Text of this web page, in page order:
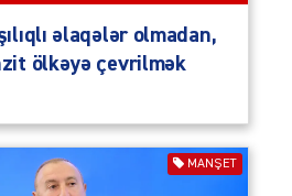
əlaqələr olmadan,
ölkəyə çevrilmək
MANŞET